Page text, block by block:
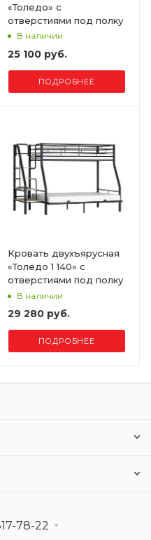
«Толедо» с
отверстиями под полку
В наличии
25 100 руб.
ПОДРОБНЕЕ
Кровать двухъярусная
«Толедо 1 140» с
отверстиями под полку
В наличии
29 280 руб.
ПОДРОБНЕЕ
78-22